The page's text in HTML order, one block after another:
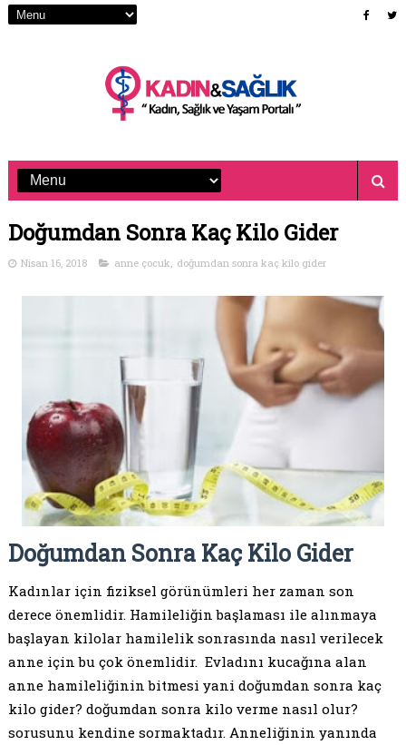
Doğumdan Sonra Kaç Kilo Gider
Nisan 16, 2018 anne çocuk, doğumdan sonra kaç kilo gider
Doğumdan Sonra Kaç Kilo Gider
Kadınlar için fiziksel görünümleri her zaman son
derece önemlidir. Hamileliğin başlaması ile alınmaya
başlayan kilolar hamilelik sonrasında nasıl verilecek
anne için bu çok önemlidir. Evladını kucağına alan
anne hamileliğinin bitmesi yani doğumdan sonra kaç
kilo gider? doğumdan sonra kilo verme nasıl olur?
sorusunu kendine sormaktadır. Anneliğinin yanında